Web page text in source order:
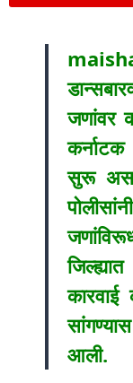
जणांवर
सुरू
आली.